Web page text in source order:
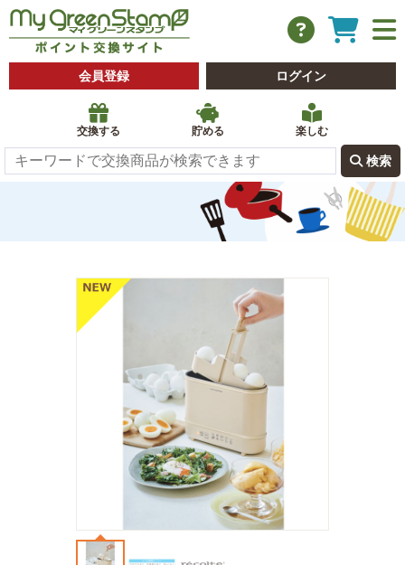
会員登録 ログイン
交換する 貯める 楽しむ
 検索